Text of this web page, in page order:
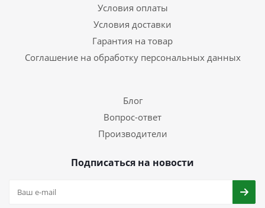
Условия оплаты
Условия доставки
Гарантия на товар
Соглашение на обработку персональных данных
Блог
Вопрос-ответ
Производители
Подписаться на новости